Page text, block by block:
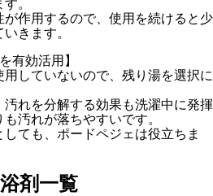
。
作用するので、使用を続けると少
きます。
有効活用】
していないので、残り湯を選択に
汚れを分解する効果も洗濯中に発揮
汚れが落ちやすいです。
ても、ポードペジェは役立ちま
剤一覧